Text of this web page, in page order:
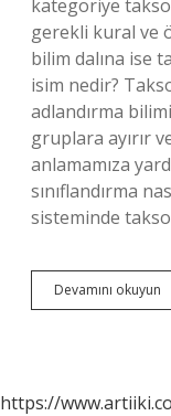
kategoriye
gerekli kural ve
bilim dalına ise
isim nedir?
adlandırma
gruplara ayırır
anlamamıza
sınıflandırma
sisteminde
Devamını okuyun
https://